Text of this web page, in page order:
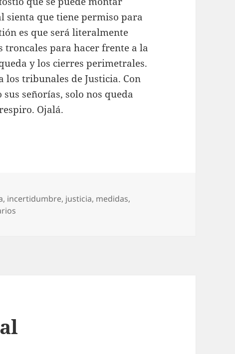
sienta que tiene permiso para
es que será literalmente
troncales para hacer frente a la
y los cierres perimetrales.
los tribunales de Justicia. Con
señorías, solo nos queda
Ojalá.
, incertidumbre, justicia, medidas,